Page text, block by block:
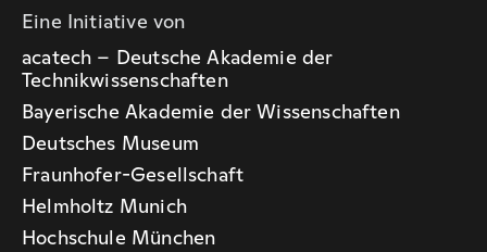
Eine Initiative von
acatech – Deutsche Akademie der
Technikwissenschaften
Bayerische Akademie der Wissenschaften
Deutsches Museum
Fraunhofer-Gesellschaft
Helmholtz Munich
Hochschule München